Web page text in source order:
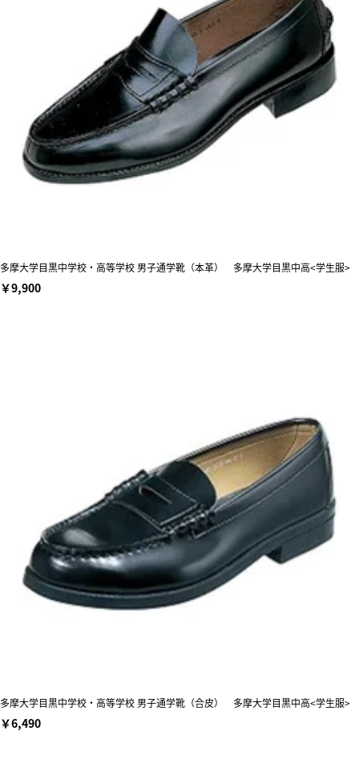
多摩大学目黒中学校・高等学校 男子通学靴（本革） 多摩大学目黒中高<学生服>
￥9,900
多摩大学目黒中学校・高等学校 男子通学靴（合皮） 多摩大学目黒中高<学生服>
￥6,490